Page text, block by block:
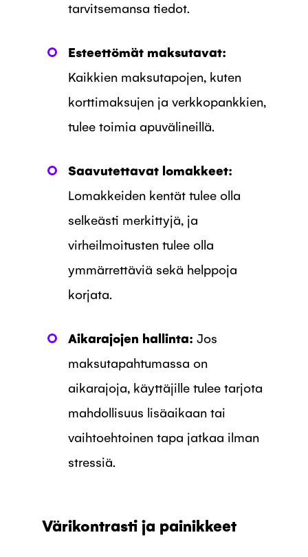
tarvitsemansa tiedot.
Esteettömät maksutavat:
Kaikkien maksutapojen, kuten
korttimaksujen ja verkkopankkien,
tulee toimia apuvälineillä.
Saavutettavat lomakkeet:
Lomakkeiden kentät tulee olla
selkeästi merkittyjä, ja
virheilmoitusten tulee olla
ymmärrettäviä sekä helppoja
korjata.
Aikarajojen hallinta: Jos
maksutapahtumassa on
aikarajoja, käyttäjille tulee tarjota
mahdollisuus lisäaikaan tai
vaihtoehtoinen tapa jatkaa ilman
stressiä.
Värikontrasti ja painikkeet